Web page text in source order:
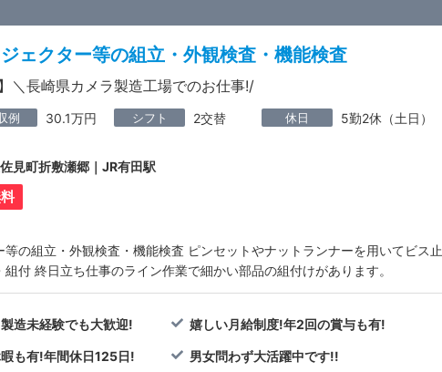
ェクター等の組立・外観検査・機能検査
＼長崎県カメラ製造工場でのお仕事!/
例 30.1万円 シフト 2交替 休日 5勤2休（土日）
見町折敷瀬郷｜JR有田駅
の組立・外観検査・機能検査 ピンセットやナットランナーを用いてビス止
付 終日立ち仕事のライン作業で細かい部品の組付けがあります。
造未経験でも大歓迎! 嬉しい月給制度!年2回の賞与も有!
も有!年間休日125日! 男女問わず大活躍中です!!